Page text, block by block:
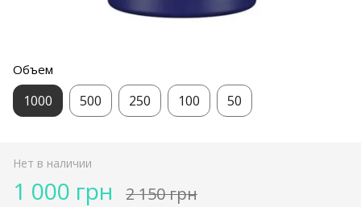
Объем
1000 500 250 100 50
Нет в наличии
1 000 грн 2 150 грн